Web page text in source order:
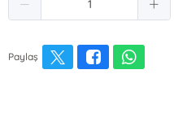
Paylaş